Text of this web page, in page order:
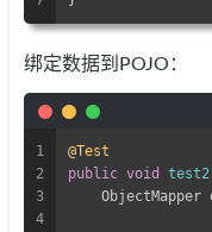
绑定数据到POJO：
1
2
3
4
@Test
public void test2
ObjectMapper